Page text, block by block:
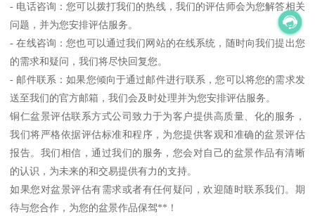
- 电话咨询：您可以拨打我们的热线，我们的评估师会为您解答相关
问题，并为您安排评估服务。
- 在线咨询：您也可以通过我们网站的在线系统，随时向我们提出您
的需求和疑问，我们将尽快回复您。
- 邮件联系：如果您倾向于通过邮件进行联系，您可以将您的需求发
送至我们的官方邮箱，我们会及时处理并为您安排评估服务。
铜仁盆景评估联系方式公司致力于为客户提供高质量、化的服务，
我们将严格依据评估标准和程序，为您提供客观和准确的盆景评估
报告。我们相信，通过我们的服务，您会对自己的盆景作品有清晰
的认识，为未来的和交易提供有力的支持。
如果您对盆景评估有需求或者有任何疑问，欢迎随时联系我们。期
待与您合作，为您的盆景作品保驾**！